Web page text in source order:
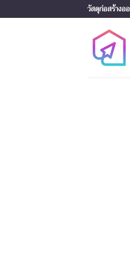
to
วัสดุก่อสร้างอ